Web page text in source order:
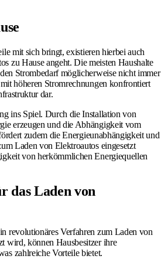
mit sich bringt, existieren hierbei auch
zu Hause angeht. Die meisten Haushalte
Strombedarf möglicherweise nicht immer
höheren Stromrechnungen konfrontiert
dar.
ins Spiel. Durch die Installation von
erzeugen und die Abhängigkeit vom
zudem die Energieunabhängigkeit und
Laden von Elektroautos eingesetzt
von herkömmlichen Energiequellen
das Laden von
revolutionäres Verfahren zum Laden von
wird, können Hausbesitzer ihre
zahlreiche Vorteile bietet.